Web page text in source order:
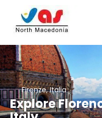
Firenze, Italia
Explore